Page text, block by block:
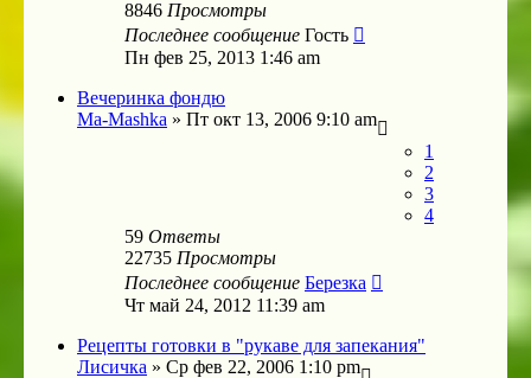
8846 Просмотры
Последнее сообщение Гость
Пн фев 25, 2013 1:46 am
Вечеринка фондю
Ma-Mashka » Пт окт 13, 2006 9:10 am
1
2
3
4
59 Ответы
22735 Просмотры
Последнее сообщение Березка
Чт май 24, 2012 11:39 am
Рецепты готовки в "рукаве для запекания"
Лисичка » Ср фев 22, 2006 1:10 pm